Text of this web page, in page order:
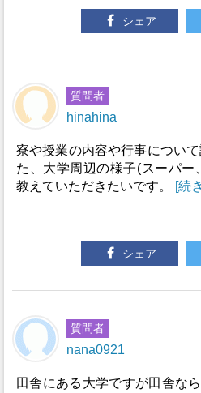
シェア
質問者
hinahina
寮や授業の内容や行事につい
た、大学周辺の様子(スーパー
教えていただきたいです。
[続
シェア
質問者
nana0921
田舎にある大学ですが田舎な